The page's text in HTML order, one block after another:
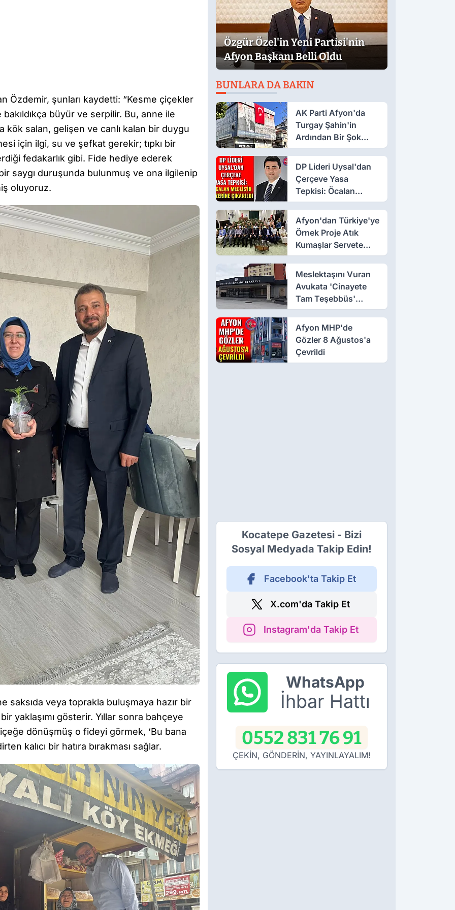
Özdemir, şunları kaydetti: “Kesme çiçekler
büyür ve serpilir. Bu, anne ile
kök salan, gelişen ve canlı kalan bir duygu
için ilgi, su ve şefkat gerekir; tıpkı bir
fedakarlık gibi. Fide hediye ederek
saygı duruşunda bulunmuş ve ona ilgilenip
oluyoruz.
saksıda veya toprakla buluşmaya hazır bir
yaklaşımı gösterir. Yıllar sonra bahçeye
dönüşmüş o fideyi görmek, ‘Bu bana
kalıcı bir hatıra bırakması sağlar.
Özgür Özel'in Yeni Partisi'nin
Afyon Başkanı Belli Oldu
BUNLARA DA BAKIN
AK Parti Afyon'da
Turgay Şahin'in
Ardından Bir Şok
Daha!
DP Lideri Uysal'dan
Çerçeve Yasa
Tepkisi: Öcalan
Meclis'in Üzerine
Çıkarıldı
Afyon'dan Türkiye'ye
Örnek Proje Atık
Kumaşlar Servete
Dönüştü!
Meslektaşını Vuran
Avukata 'Cinayete
Tam Teşebbüs'
Suçlaması
Afyon MHP'de
Gözler 8 Ağustos'a
Çevrildi
Kocatepe Gazetesi - Bizi
Sosyal Medyada Takip Edin!
Facebook'ta Takip Et
X.com'da Takip Et
Instagram'da Takip Et
WhatsApp
İhbar Hattı
0552 831 76 91
ÇEKİN, GÖNDERİN, YAYINLAYALIM!